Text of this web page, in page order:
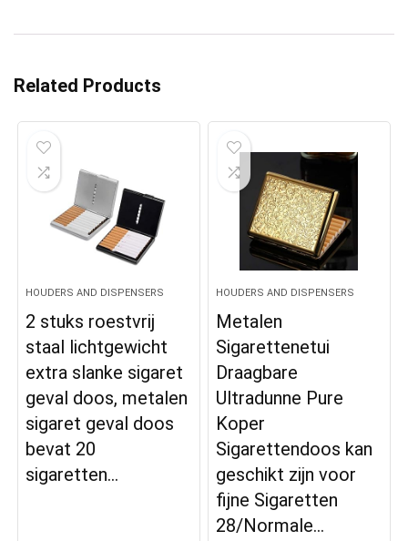
Related Products
HOUDERS AND DISPENSERS
2 stuks roestvrij
staal lichtgewicht
extra slanke sigaret
geval doos, metalen
sigaret geval doos
bevat 20
sigaretten…
HOUDERS AND DISPENSERS
Metalen
Sigarettenetui
Draagbare
Ultradunne Pure
Koper
Sigarettendoos kan
geschikt zijn voor
fijne Sigaretten
28/Normale…